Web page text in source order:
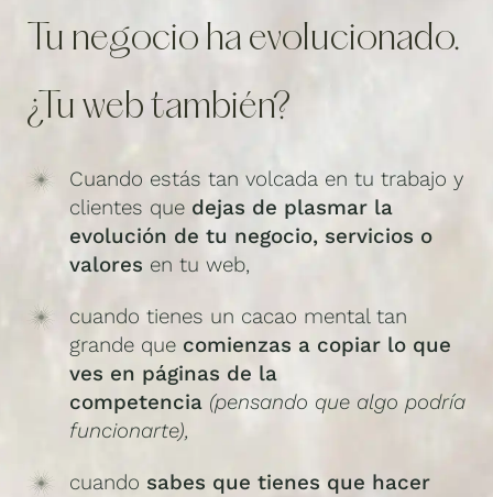
Tu negocio ha evolucionado.
¿Tu web también?
Cuando estás tan volcada en tu trabajo y
clientes que dejas de plasmar la
evolución de tu negocio, servicios o
valores en tu web,
cuando tienes un cacao mental tan
grande que comienzas a copiar lo que
ves en páginas de la
competencia (pensando que algo podría
funcionarte),
cuando sabes que tienes que hacer